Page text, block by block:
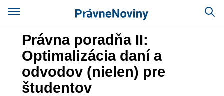
Právna poradňa II:
Optimalizácia daní a
odvodov (nielen) pre
študentov